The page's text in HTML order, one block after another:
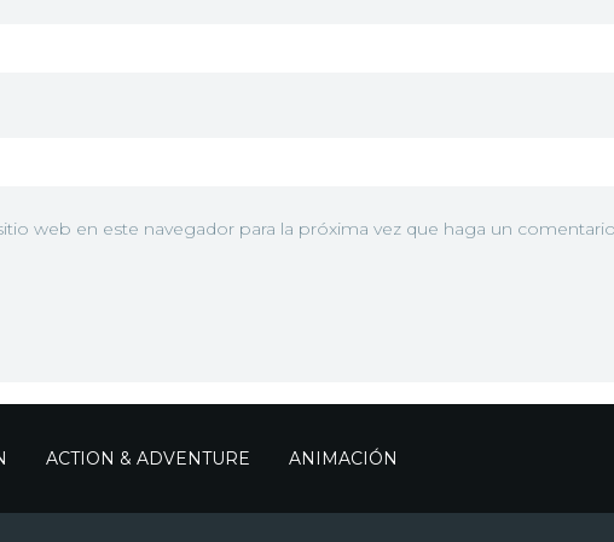
web en este navegador para la próxima vez que haga un
ACTION & ADVENTURE ANIMACIÓN